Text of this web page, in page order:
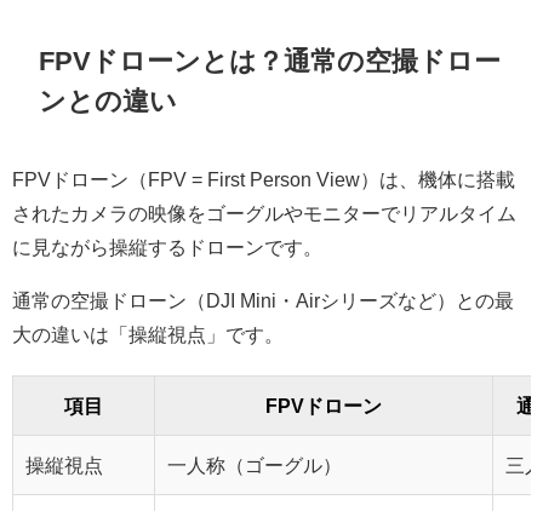
FPVドローンとは？通常の空撮ドロー
ンとの違い
FPVドローン（FPV = First Person View）は、機体に搭載
されたカメラの映像をゴーグルやモニターでリアルタイム
に見ながら操縦するドローンです。
通常の空撮ドローン（DJI Mini・Airシリーズなど）との最
大の違いは「操縦視点」です。
項目 FPVドローン 通
操縦視点 一人称（ゴーグル） 三